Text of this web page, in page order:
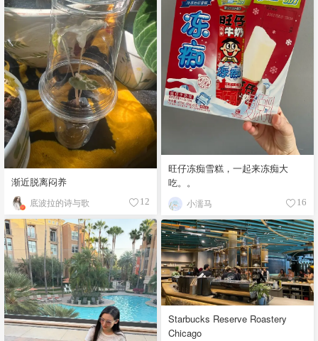
旺仔冻痴雪糕，一起来冻痴大
吃。。
小濡马 16
渐近脱离闷养
底波拉的诗与歌 12
Starbucks Reserve Roastery
Chicago